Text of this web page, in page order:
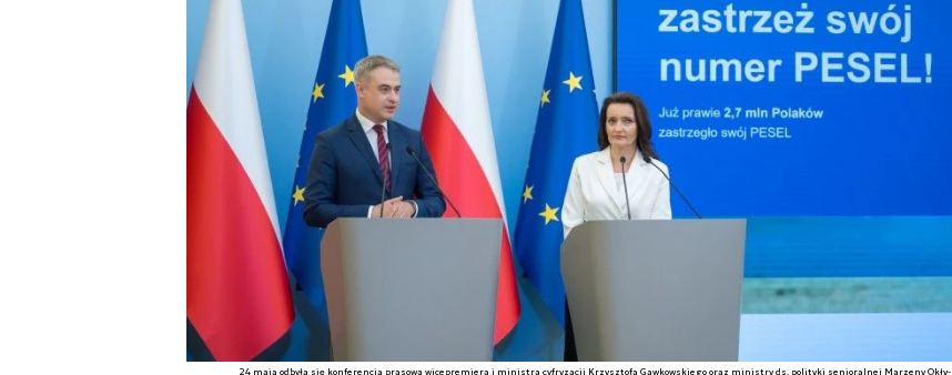
24 maja odbyła się konferencja prasowa wicepremiera i ministra cyfryzacji Krzysztofa Gawkowskiego oraz ministry ds. polityki senioralnej Marzeny Okły-